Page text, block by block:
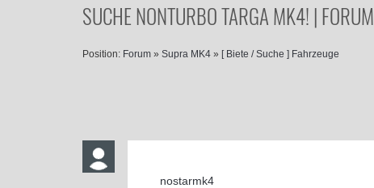
SUCHE NONTURBO TARGA MK4! | FORUM
Position: Forum » Supra MK4 » [ Biete / Suche ] Fahrzeuge
nostarmk4